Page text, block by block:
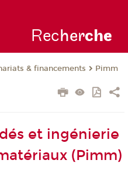
Recherche
& financements Pimm
et ingénierie
(Pimm)